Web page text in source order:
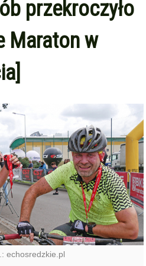
przekroczyło
Maraton w
echosredzkie.pl